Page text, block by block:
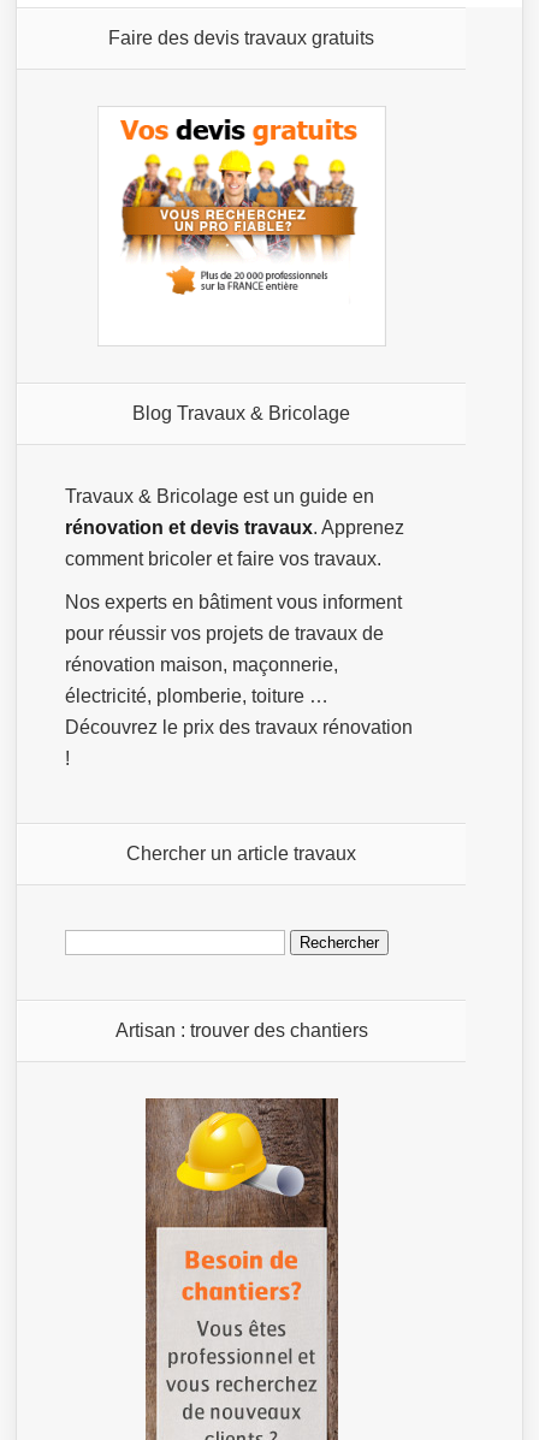
Faire des devis travaux gratuits
Blog Travaux & Bricolage
Travaux & Bricolage est un guide en
rénovation et devis travaux. Apprenez
comment bricoler et faire vos travaux.
Nos experts en bâtiment vous informent
pour réussir vos projets de travaux de
rénovation maison, maçonnerie,
électricité, plomberie, toiture …
Découvrez le prix des travaux rénovation
!
Chercher un article travaux
Rechercher :
Artisan : trouver des chantiers